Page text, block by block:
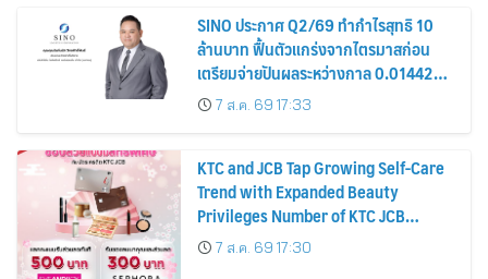
SINO ประกาศ Q2/69 ทำกำไรสุทธิ 10
ล้านบาท ฟื้นตัวแกร่งจากไตรมาสก่อน
เตรียมจ่ายปันผลระหว่างกาล 0.014423
บาทต่อหุ้น ครึ่งปีหลังมุ่งเติบโตต่อเนื่อง
7 ส.ค. 69 17:33
KTC and JCB Tap Growing Self-Care
Trend with Expanded Beauty
Privileges Number of KTC JCB
Cardmembers Spending on
Cosmetics Rises 26%
7 ส.ค. 69 17:30